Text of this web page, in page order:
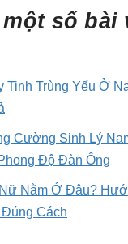
số bài
Tinh Trùng Yếu Ở
Cường Sinh Lý
Độ Đàn Ông
Nằm Ở Đâu?
Cách